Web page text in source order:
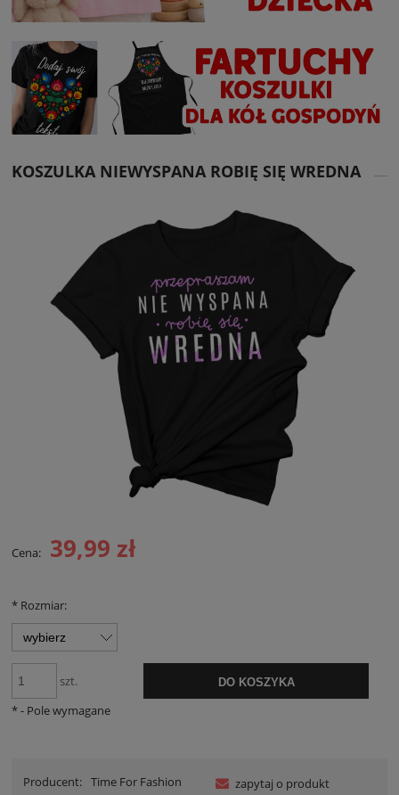
KOSZULKA NIEWYSPANA ROBIĘ SIĘ WREDNA
Cena: 39,99 zł
* Rozmiar:
szt. DO KOSZYKA
*- Pole wymagane
Producent: Time For Fashion zapytaj o produkt